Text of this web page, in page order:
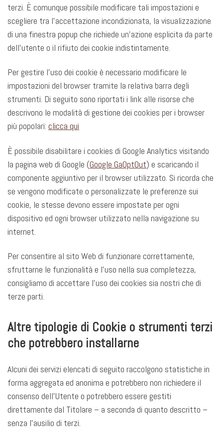
terzi. È comunque possibile modificare tali impostazioni e
scegliere tra l’accettazione incondizionata, la visualizzazione
di una finestra popup che richiede un’azione esplicita da parte
dell’utente o il rifiuto dei cookie indistintamente.
Per gestire l’uso dei cookie è necessario modificare le
impostazioni del browser tramite la relativa barra degli
strumenti. Di seguito sono riportati i link alle risorse che
descrivono le modalità di gestione dei cookies per i browser
più popolari: clicca qui
È possibile disabilitare i cookies di Google Analytics visitando
la pagina web di Google (Google GaOptOut) e scaricando il
componente aggiuntivo per il browser utilizzato. Si ricorda che
se vengono modificate o personalizzate le preferenze sui
cookie, le stesse devono essere impostate per ogni
dispositivo ed ogni browser utilizzato nella navigazione su
internet.
Per consentire al sito Web di funzionare correttamente,
sfruttarne le funzionalità e l’uso nella sua completezza,
consigliamo di accettare l’uso dei cookies sia nostri che di
terze parti.
Altre tipologie di Cookie o strumenti terzi
che potrebbero installarne
Alcuni dei servizi elencati di seguito raccolgono statistiche in
forma aggregata ed anonima e potrebbero non richiedere il
consenso dell’Utente o potrebbero essere gestiti
direttamente dal Titolare – a seconda di quanto descritto –
senza l’ausilio di terzi.